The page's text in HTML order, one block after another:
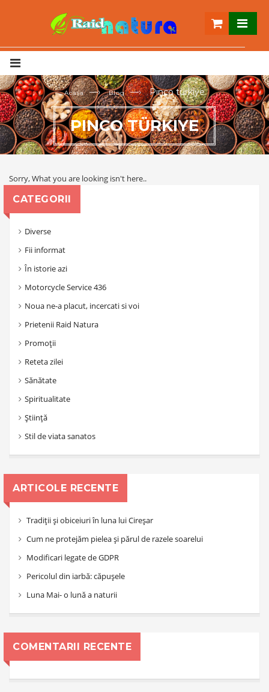
Acasa —› Blog —› Pinco türkiye
PINCO TÜRKIYE
Sorry, What you are looking isn't here..
CATEGORII
Diverse
Fii informat
În istorie azi
Motorcycle Service 436
Noua ne-a placut, incercati si voi
Prietenii Raid Natura
Promoții
Reteta zilei
Sănătate
Spiritualitate
Știință
Stil de viata sanatos
ARTICOLE RECENTE
Tradiții și obiceiuri în luna lui Cireșar
Cum ne protejăm pielea și părul de razele soarelui
Modificari legate de GDPR
Pericolul din iarbă: căpușele
Luna Mai- o lună a naturii
COMENTARII RECENTE